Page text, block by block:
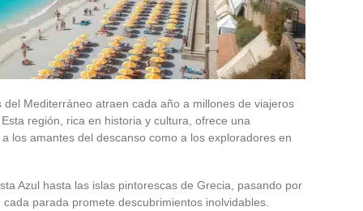
Mediterráneo atraen cada año a millones de viajeros
región, rica en historia y cultura, ofrece una
los amantes del descanso como a los exploradores en
Azul hasta las islas pintorescas de Grecia, pasando por
parada promete descubrimientos inolvidables.